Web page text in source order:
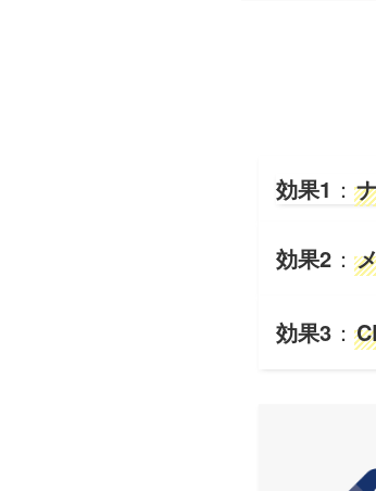
効果1 ：
効果2 ：
効果3 ：